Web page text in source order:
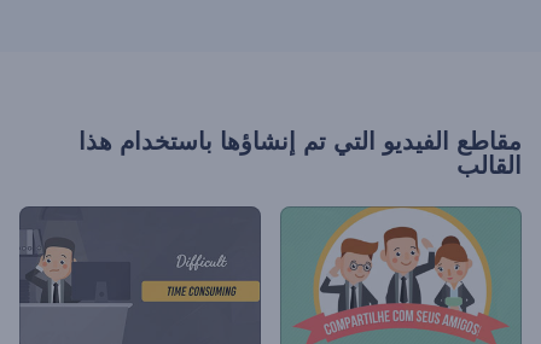
مقاطع الفيديو التي تم إنشاؤها باستخدام هذا
القالب